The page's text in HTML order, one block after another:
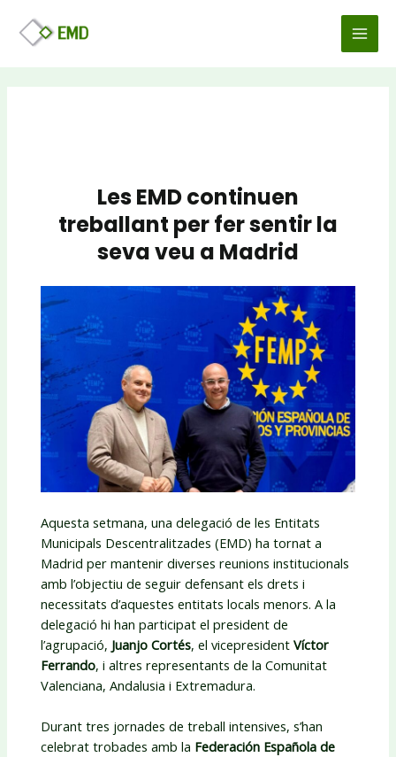
contingut
Les EMD continuen
treballant per fer sentir la
seva veu a Madrid
Aquesta setmana, una delegació de les Entitats
Municipals Descentralitzades (EMD) ha tornat a
Madrid per mantenir diverses reunions institucionals
amb l’objectiu de seguir defensant els drets i
necessitats d’aquestes entitats locals menors. A la
delegació hi han participat el president de
l’agrupació, Juanjo Cortés, el vicepresidentVíctor
Ferrando, i altres representants de la Comunitat
Valenciana, Andalusia i Extremadura.
Durant tres jornades de treball intensives, s’han
celebrat trobades amb la Federación Española de
d'entrades